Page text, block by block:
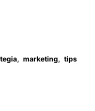
, marketing, tips